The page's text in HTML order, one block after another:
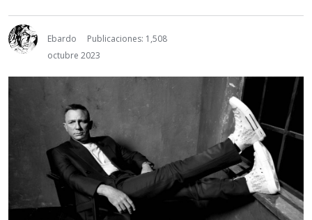
Ebardo
Publicaciones: 1,508
octubre 2023